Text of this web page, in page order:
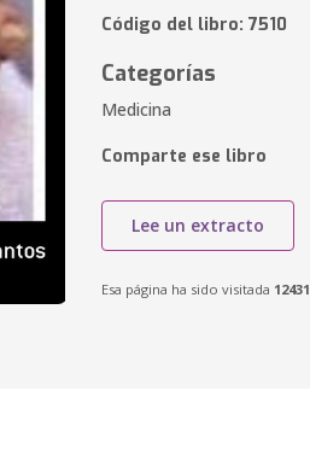
Código del libro: 7510
Categorías
Medicina
Comparte ese libro
Lee un extracto
Esa página ha sido visitada 12431